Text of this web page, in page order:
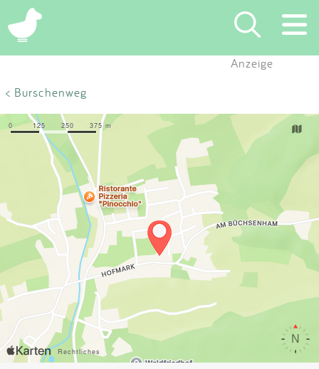
×
Eintragen
App
Blog
Partner
Kontakt
Impressum
Anzeige
< Burschenweg